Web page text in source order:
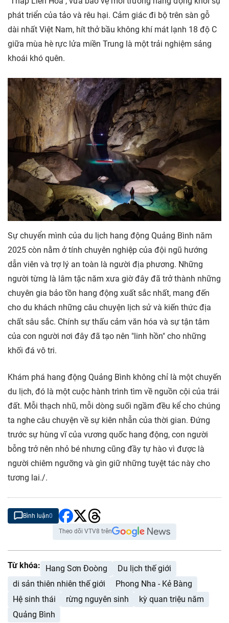
phát triển của tảo và rêu hại. Cảm giác đi bộ trên sàn gỗ
dài nhất Việt Nam, hít thở bầu không khí mát lạnh 18 độ C
giữa mùa hè rực lửa miền Trung là một trải nghiệm sảng
khoái khó quên.
Sự chuyển mình của du lịch hang động Quảng Bình năm
2025 còn nằm ở tính chuyên nghiệp của đội ngũ hướng
dẫn viên và trợ lý an toàn là người địa phương. Những
người từng là lâm tặc năm xưa giờ đây đã trở thành những
chuyên gia bảo tồn hang động xuất sắc nhất, mang đến
cho du khách những câu chuyện lịch sử và kiến thức địa
chất sâu sắc. Chính sự thấu cảm văn hóa và sự tận tâm
của con người nơi đây đã tạo nên "linh hồn" cho những
khối đá vô tri.
Khám phá hang động Quảng Bình không chỉ là một chuyến
du lịch, đó là một cuộc hành trình tìm về nguồn cội của trái
đất. Mỗi thạch nhũ, mỗi dòng suối ngầm đều kể cho chúng
ta nghe câu chuyện về sự kiên nhẫn của thời gian. Đứng
trước sự hùng vĩ của vương quốc hang động, con người
bỗng trở nên nhỏ bé nhưng cũng đầy tự hào vì được là
người chiêm ngưỡng và gìn giữ những tuyệt tác này cho
tương lai./.
Bình luận0
Theo dõi VTV8 trên
Từ khóa: Hang Sơn Đoòng
Du lịch thế giới
di sản thiên nhiên thế giới
Phong Nha - Kẻ Bàng
Hệ sinh thái
rừng nguyên sinh
kỳ quan triệu năm
Quảng Bình